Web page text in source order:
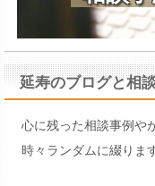
延寿のブログと相
心に残った相談事例や
時々ランダムに綴ります